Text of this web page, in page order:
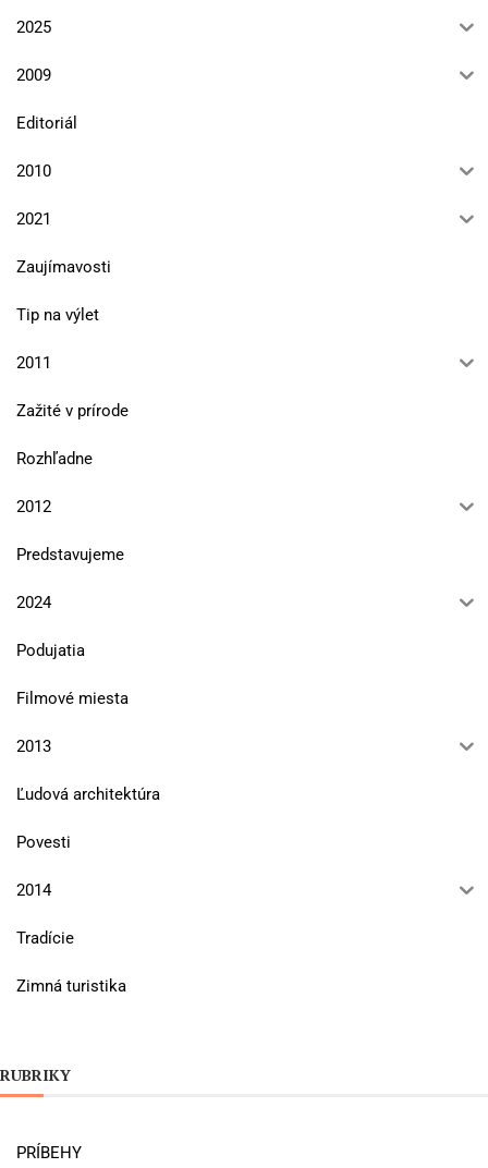
2025
2009
Editoriál
2010
2021
Zaujímavosti
Tip na výlet
2011
Zažité v prírode
Rozhľadne
2012
Predstavujeme
2024
Podujatia
Filmové miesta
2013
Ľudová architektúra
Povesti
2014
Tradície
Zimná turistika
RUBRIKY
PRÍBEHY